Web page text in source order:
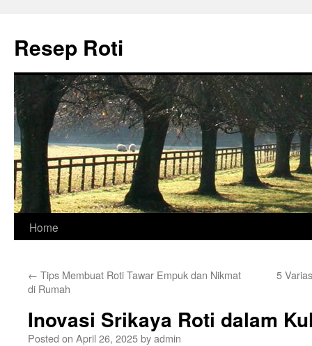
content
Resep Roti
Home
← Tips Membuat Roti Tawar Empuk dan Nikmat
di Rumah
5
Inovasi Srikaya Roti dalam
Posted on April 26, 2025byadmin